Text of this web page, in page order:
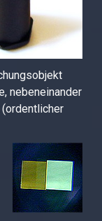
nebeneinander